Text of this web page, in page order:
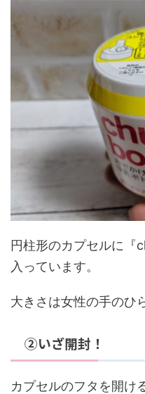
円柱形のカプセルに『
入っています。
大きさは女性の手のひ
②いざ開封！
カプセルのフタを開け